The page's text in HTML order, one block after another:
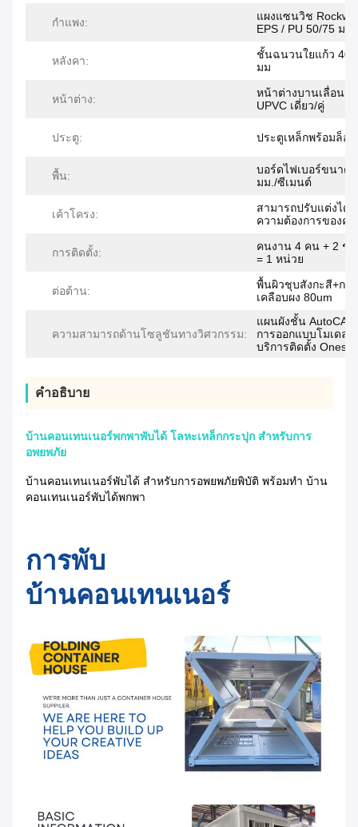
กำแพง:
แผงแซนวิช
EPS / PU 50/75 มม
หลังคา:
ชั้นฉนวนใยแก้ว 40/
มม
หน้าต่าง:
หน้าต่างบานเลื่อนก
UPVC เดี่ยว/คู่
ประตู: ประตูเหล็กพร้อมล็อค
พื้น:
บอร์ดไฟเบอร์ขนาด
มม./ซีเมนต์
เค้าโครง:
สามารถปรับแต่งได้
ความต้องการของคุ
การติดตั้ง:
คนงาน 4 คน + 2 ชั่ว
= 1 หน่วย
ต่อต้าน:
พื้นผิวชุบสังกะสี+การ
เคลือบผง 80um
ความสามารถด้านโซลูชันทางวิศวกรรม:
แผนผังชั้น AutoCAD;
การออกแบบโมเดล
บริการติดตั้ง Onesite
คําอธิบาย
บ้านคอนเทนเนอร์พกพาพับได้ โลหะเหล็กกระปุก สําหรับการ
อพยพภัย
บ้านคอนเทนเนอร์พับได้ สําหรับการอพยพภัยพิบัติ พร้อมทํา บ้าน
คอนเทนเนอร์พับได้พกพา
การพับ
บ้านคอนเทนเนอร์